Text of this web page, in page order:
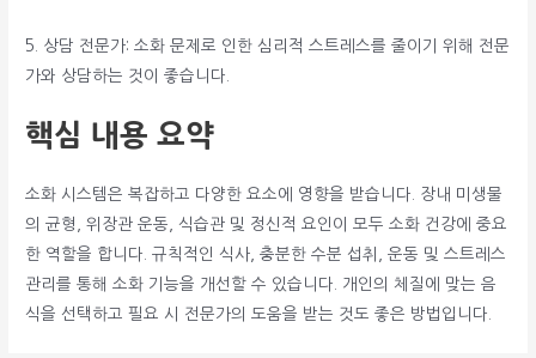
5. 상담 전문가: 소화 문제로 인한 심리적 스트레스를 줄이기 위해 전문
가와 상담하는 것이 좋습니다.
핵심 내용 요약
소화 시스템은 복잡하고 다양한 요소에 영향을 받습니다. 장내 미생물
의 균형, 위장관 운동, 식습관 및 정신적 요인이 모두 소화 건강에 중요
한 역할을 합니다. 규칙적인 식사, 충분한 수분 섭취, 운동 및 스트레스
관리를 통해 소화 기능을 개선할 수 있습니다. 개인의 체질에 맞는 음
식을 선택하고 필요 시 전문가의 도움을 받는 것도 좋은 방법입니다.